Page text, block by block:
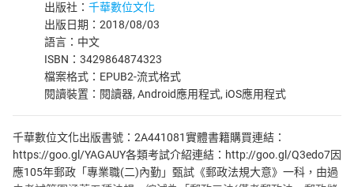
出版社： 千華數位文化
出版日期：2018/08/03
語言：中文
ISBN：3429864874323
檔案格式：EPUB2-流式格式
閱讀裝置：閱讀器, Android應用程式, iOS應用程式
千華數位文化出版書號：2A441081實體書籍購買連結：
https://goo.gl/YAGAUY各類考試介紹連結：http://goo.gl/Q3edo7因
應105年郵政「專業職(二)內勤」甄試《郵政法規大意》一科，由過